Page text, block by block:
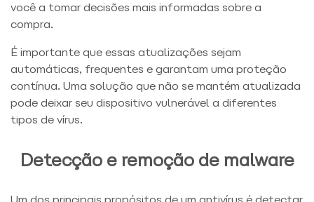
você a tomar decisões mais informadas sobre a
compra.
É importante que essas atualizações sejam
automáticas, frequentes e garantam uma proteção
contínua. Uma solução que não se mantém atualizada
pode deixar seu dispositivo vulnerável a diferentes
tipos de vírus.
Detecção e remoção de malware